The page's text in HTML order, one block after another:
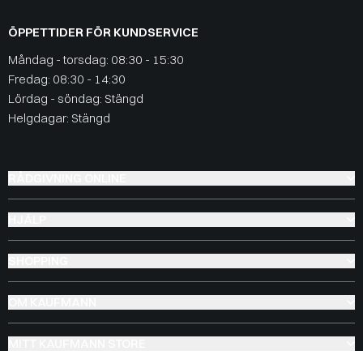
ÖPPETTIDER FÖR KUNDSERVICE
Måndag - torsdag: 08:30 - 15:30
Fredag: 08:30 - 14:30
Lördag - söndag: Stängd
Helgdagar: Stängd